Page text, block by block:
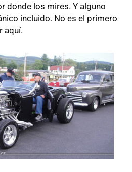
donde los mires. Y alguno
incluido. No es el primero
aquí.